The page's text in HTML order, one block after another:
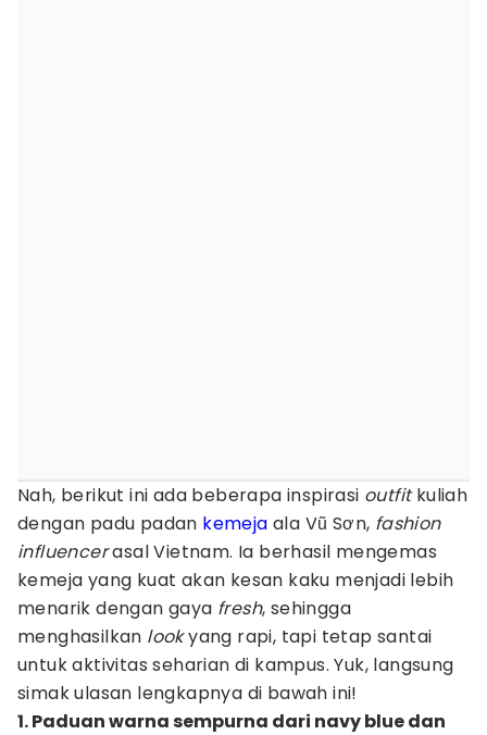
Nah, berikut ini ada beberapa inspirasi outfitkuliah
dengan padu padan kemeja ala Vũ Sơn, fashion
influencerasal Vietnam. Ia berhasil mengemas
kemeja yang kuat akan kesan kaku menjadi lebih
menarik dengan gaya fresh, sehingga
menghasilkan lookyang rapi, tapi tetap santai
untuk aktivitas seharian di kampus. Yuk, langsung
simak ulasan lengkapnya di bawah ini!
1. Paduan warna sempurna dari navy blue dan